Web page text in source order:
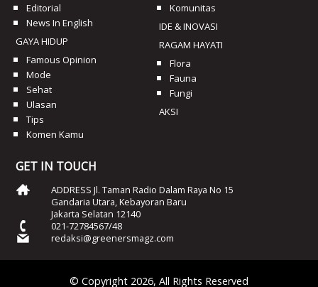
Editorial
News In English
GAYA HIDUP
Famous Opinion
Mode
Sehat
Ulasan
Tips
Komen Kamu
Komunitas
IDE & INOVASI
RAGAM HAYATI
Flora
Fauna
Fungi
AKSI
GET IN TOUCH
ADDRESS Jl. Taman Radio Dalam Raya No 15
Gandaria Utara, Kebayoran Baru
Jakarta Selatan 12140
021-72784567/48
redaksi@greenersmagz.com
© Copyright 2026, All Rights Reserved